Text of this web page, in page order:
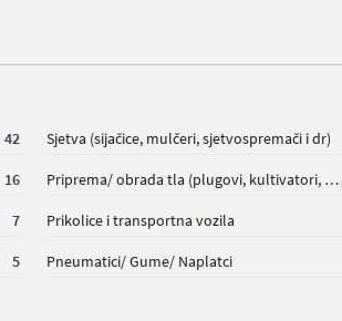
42 Sjetva (sijačice, mulčeri, sjetvospremači i dr)
16 Priprema/ obrada tla (plugovi, kultivatori, tanjurače i dr.)
7 Prikolice i transportna vozila
5 Pneumatici/ Gume/ Naplatci